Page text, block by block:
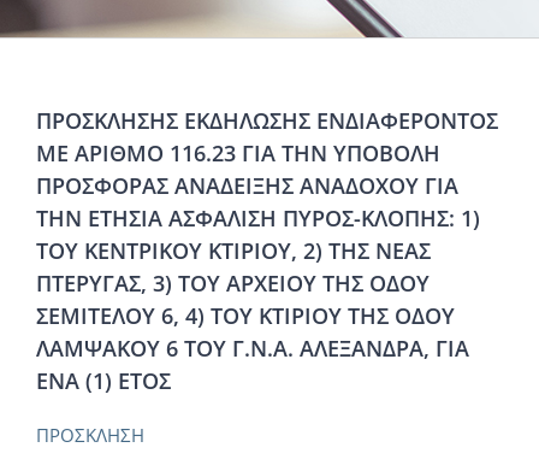
ΠΡΟΣΚΛΗΣΗΣ ΕΚΔΗΛΩΣΗΣ ΕΝΔΙΑΦΕΡΟΝΤΟΣ
ΜΕ ΑΡΙΘΜΟ 116.23 ΓΙΑ ΤΗΝ ΥΠΟΒΟΛΗ
ΠΡΟΣΦΟΡΑΣ ΑΝΑΔΕΙΞΗΣ ΑΝΑΔΟΧΟΥ ΓΙΑ
ΤΗΝ ΕΤΗΣΙΑ ΑΣΦΑΛΙΣΗ ΠΥΡΟΣ-ΚΛΟΠΗΣ: 1)
ΤΟΥ ΚΕΝΤΡΙΚΟΥ ΚΤΙΡΙΟΥ, 2) ΤΗΣ ΝΕΑΣ
ΠΤΕΡΥΓΑΣ, 3) ΤΟΥ ΑΡΧΕΙΟΥ ΤΗΣ ΟΔΟΥ
ΣΕΜΙΤΕΛΟΥ 6, 4) ΤΟΥ ΚΤΙΡΙΟΥ ΤΗΣ ΟΔΟΥ
ΛΑΜΨΑΚΟΥ 6 ΤΟΥ Γ.Ν.Α. ΑΛΕΞΑΝΔΡΑ, ΓΙΑ
ΕΝΑ (1) ΕΤΟΣ
ΠΡΟΣΚΛΗΣΗ